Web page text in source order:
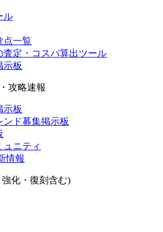
ル
点一覧
査定・コスパ算出ツール
示板
攻略速報
示板
ド募集掲示板
ュニティ
情報
化・復刻含む)